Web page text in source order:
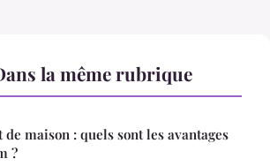
la même rubrique
de maison : quels sont les avantages
?